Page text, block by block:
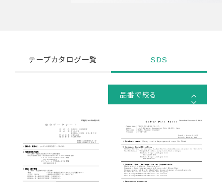
テープカタログ一覧 SDS
品番で絞る
絞り込みクリア
100番台 1000番台
200番台 2000番台
300番台 3000番台